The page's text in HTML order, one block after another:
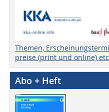
Themen,
preise (print und online)
Abo + Heft